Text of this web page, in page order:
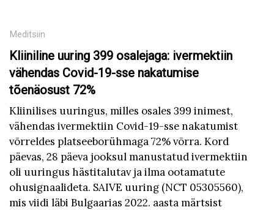
Meditsiin
Kliiniline uuring 399 osalejaga: ivermektiin
vähendas Covid-19-sse nakatumise
tõenäosust 72%
Kliinilises uuringus, milles osales 399 inimest,
vähendas ivermektiin Covid-19-sse nakatumist
võrreldes platseeborühmaga 72% võrra. Kord
päevas, 28 päeva jooksul manustatud ivermektiin
oli uuringus hästitalutav ja ilma ootamatute
ohusignaalideta. SAIVE uuring (NCT 05305560),
mis viidi läbi Bulgaarias 2022. aasta märtsist